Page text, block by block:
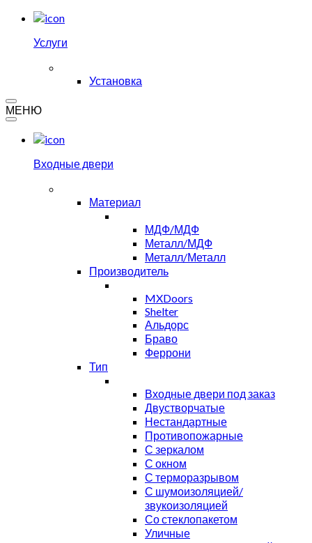
Услуги
Установка
МЕНЮ
Входные двери
Материал
МДФ/МДФ
Металл/МДФ
Металл/Металл
Производитель
MXDoors
Shelter
Альдорс
Браво
Феррони
Тип
Входные двери под заказ
Двустворчатые
Нестандартные
Противопожарные
С зеркалом
С окном
С терморазрывом
С шумоизоляцией/
звукоизоляцией
Со стеклопакетом
Уличные